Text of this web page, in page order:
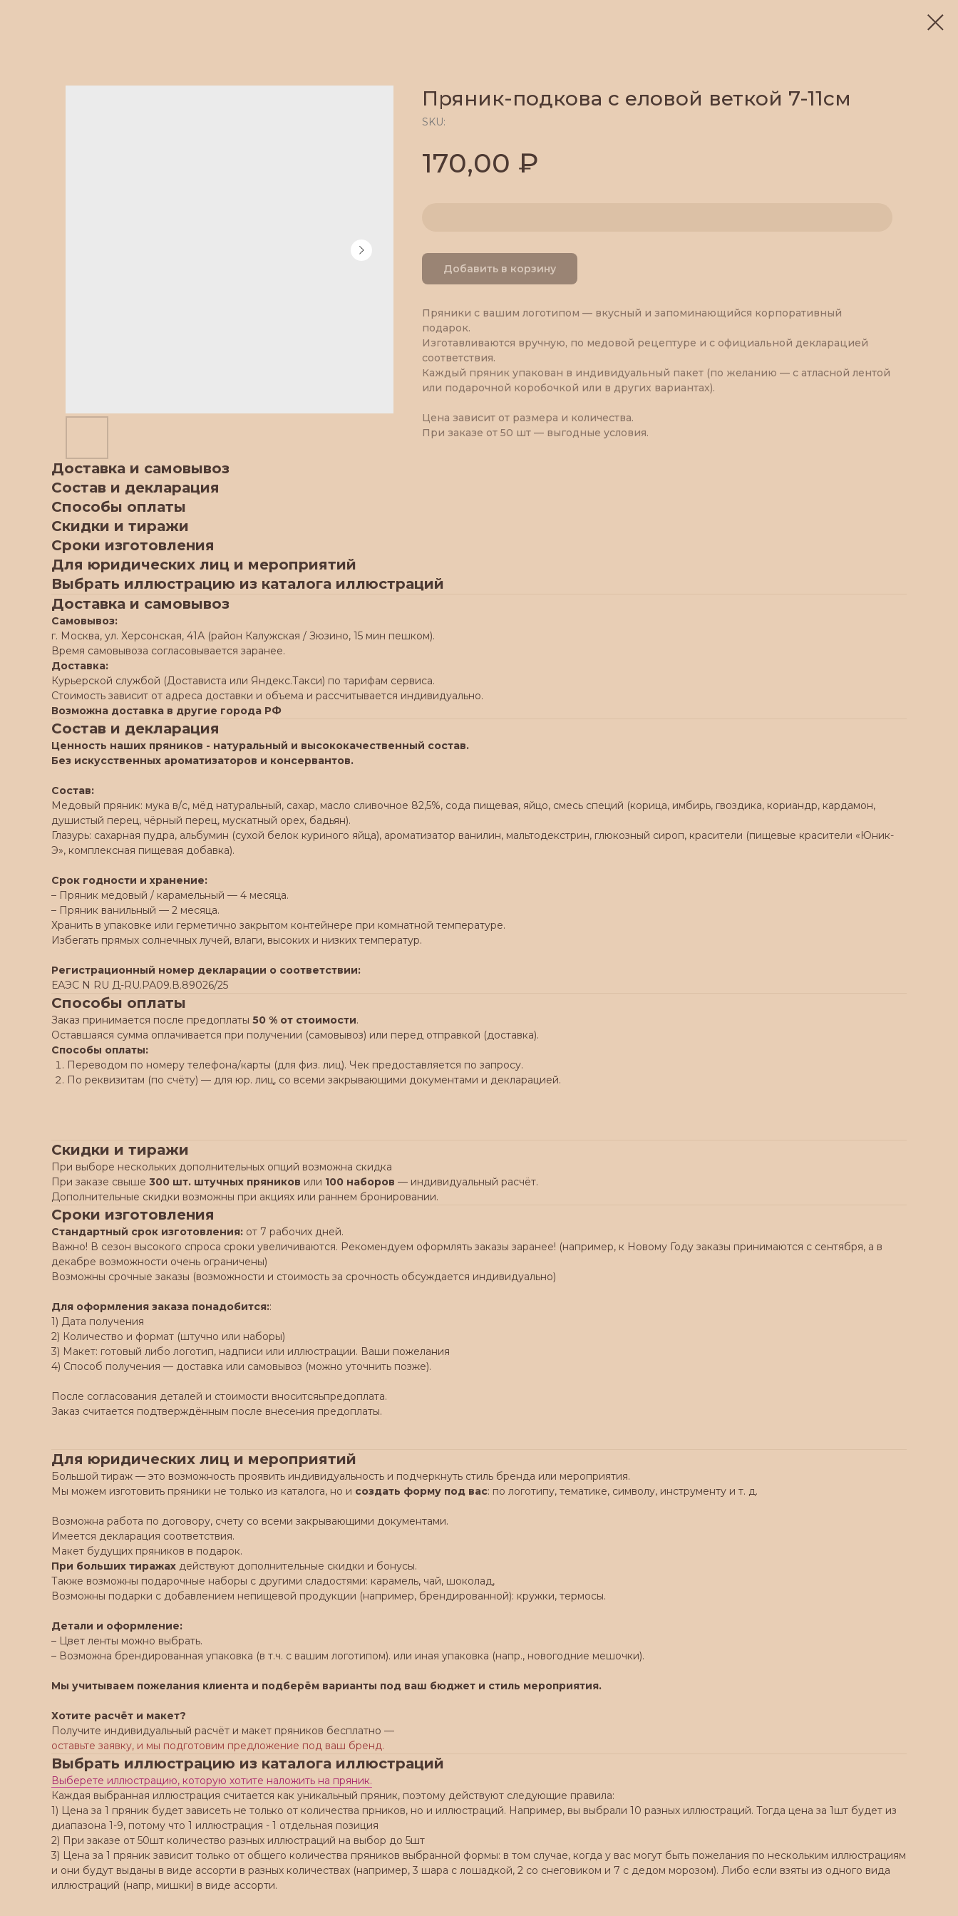
Пряник-подкова с еловой веткой 7-11см
SKU:
170,00 ₽
Добавить в корзину
Пряники с вашим логотипом — вкусный и запоминающийся корпоративный
подарок.
Изготавливаются вручную, по медовой рецептуре и с официальной декларацией
соответствия.
Каждый пряник упакован в индивидуальный пакет (по желанию — с атласной лентой
или подарочной коробочкой или в других вариантах).
Цена зависит от размера и количества.
При заказе от 50 шт — выгодные условия.
Доставка и самовывоз
Состав и декларация
Способы оплаты
Скидки и тиражи
Сроки изготовления
Для юридических лиц и мероприятий
Выбрать иллюстрацию из каталога иллюстраций
Доставка и самовывоз
Самовывоз:
г. Москва, ул. Херсонская, 41А (район Калужская / Зюзино, 15 мин пешком).
Время самовывоза согласовывается заранее.
Доставка:
Курьерской службой (Достависта или Яндекс.Такси) по тарифам сервиса.
Стоимость зависит от адреса доставки и объема и рассчитывается индивидуально.
Возможна доставка в другие города РФ
Состав и декларация
Ценность наших пряников - натуральный и высококачественный состав.
Без искусственных ароматизаторов и консервантов.
Состав:
Медовый пряник: мука в/с, мёд натуральный, сахар, масло сливочное 82,5%, сода пищевая, яйцо, смесь специй (корица, имбирь, гвоздика, кориандр, кардамон,
душистый перец, чёрный перец, мускатный орех, бадьян).
Глазурь: сахарная пудра, альбумин (сухой белок куриного яйца), ароматизатор ванилин, мальтодекстрин, глюкозный сироп, красители (пищевые красители «Юник-
Э», комплексная пищевая добавка).
Срок годности и хранение:
– Пряник медовый / карамельный — 4 месяца.
– Пряник ванильный — 2 месяца.
Хранить в упаковке или герметично закрытом контейнере при комнатной температуре.
Избегать прямых солнечных лучей, влаги, высоких и низких температур.
Регистрационный номер декларации о соответствии:
ЕАЭС N RU Д-RU.РА09.В.89026/25
Способы оплаты
Заказ принимается после предоплаты 50 % от стоимости.
Оставшаяся сумма оплачивается при получении (самовывоз) или перед отправкой (доставка).
Способы оплаты:
Переводом по номеру телефона/карты (для физ. лиц). Чек предоставляется по запросу.
По реквизитам (по счёту) — для юр. лиц, со всеми закрывающими документами и декларацией.
Скидки и тиражи
При выборе нескольких дополнительных опций возможна скидка
При заказе свыше 300 шт. штучных пряников или 100 наборов — индивидуальный расчёт.
Дополнительные скидки возможны при акциях или раннем бронировании.
Сроки изготовления
Стандартный срок изготовления: от 7 рабочих дней.
Важно! В сезон высокого спроса сроки увеличиваются. Рекомендуем оформлять заказы заранее! (например, к Новому Году заказы принимаются с сентября, а в
декабре возможности очень ограничены)
Возможны срочные заказы (возможности и стоимость за срочность обсуждается индивидуально)
Для оформления заказа понадобится::
1) Дата получения
2) Количество и формат (штучно или наборы)
3) Макет: готовый либо логотип, надписи или иллюстрации. Ваши пожелания
4) Способ получения — доставка или самовывоз (можно уточнить позже).
После согласования деталей и стоимости вноситсяьпредоплата.
Заказ считается подтверждённым после внесения предоплаты.
Для юридических лиц и мероприятий
Большой тираж — это возможность проявить индивидуальность и подчеркнуть стиль бренда или мероприятия.
Мы можем изготовить пряники не только из каталога, но и создать форму под вас: по логотипу, тематике, символу, инструменту и т. д.
Возможна работа по договору, счету со всеми закрывающими документами.
Имеется декларация соответствия.
Макет будущих пряников в подарок.
При больших тиражах действуют дополнительные скидки и бонусы.
Также возможны подарочные наборы с другими сладостями: карамель, чай, шоколад,
Возможны подарки с добавлением непищевой продукции (например, брендированной): кружки, термосы.
Детали и оформление:
– Цвет ленты можно выбрать.
– Возможна брендированная упаковка (в т.ч. с вашим логотипом). или иная упаковка (напр., новогодние мешочки).
Мы учитываем пожелания клиента и подберём варианты под ваш бюджет и стиль мероприятия.
Хотите расчёт и макет?
Получите индивидуальный расчёт и макет пряников бесплатно —
оставьте заявку, и мы подготовим предложение под ваш бренд.
Выбрать иллюстрацию из каталога иллюстраций
Выберете иллюстрацию, которую хотите наложить на пряник.
Каждая выбранная иллюстрация считается как уникальный пряник, поэтому действуют следующие правила:
1) Цена за 1 пряник будет зависеть не только от количества прников, но и иллюстраций. Например, вы выбрали 10 разных иллюстраций. Тогда цена за 1шт будет из
диапазона 1-9, потому что 1 иллюстрация - 1 отдельная позиция
2) При заказе от 50шт количество разных иллюстраций на выбор до 5шт
3) Цена за 1 пряник зависит только от общего количества пряников выбранной формы: в том случае, когда у вас могут быть пожелания по нескольким иллюстрациям
и они будут выданы в виде ассорти в разных количествах (например, 3 шара с лошадкой, 2 со снеговиком и 7 с дедом морозом). Либо если взяты из одного вида
иллюстраций (напр, мишки) в виде ассорти.